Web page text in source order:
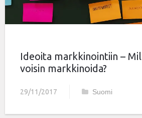
Ideoita markkinointiin –
voisin markkinoida?
29/11/2017 Suomi